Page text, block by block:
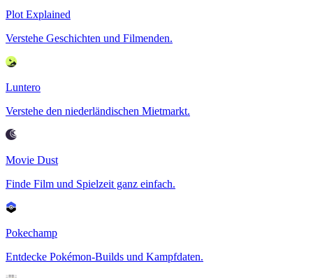
Plot Explained
Verstehe Geschichten und Filmenden.
Luntero
Verstehe den niederländischen Mietmarkt.
Movie Dust
Finde Film und Spielzeit ganz einfach.
Pokechamp
Entdecke Pokémon-Builds und Kampfdaten.